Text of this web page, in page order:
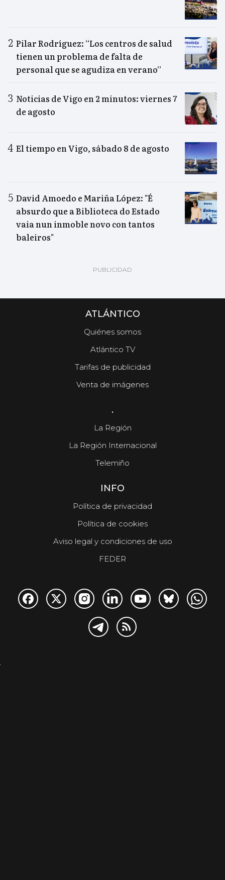
Pilar Rodríguez: “Los centros de salud
tienen un problema de falta de
personal que se agudiza en verano”
Noticias de Vigo en 2 minutos: viernes 7
de agosto
El tiempo en Vigo, sábado 8 de agosto
David Amoedo e Mariña López: "É
absurdo que a Biblioteca do Estado
vaia nun inmoble novo con tantos
baleiros"
ATLÁNTICO
Quiénes somos
Atlántico TV
Tarifas de publicidad
Venta de imágenes
.
La Región
La Región Internacional
Telemiño
INFO
Política de privacidad
Política de cookies
Aviso legal y condiciones de uso
FEDER